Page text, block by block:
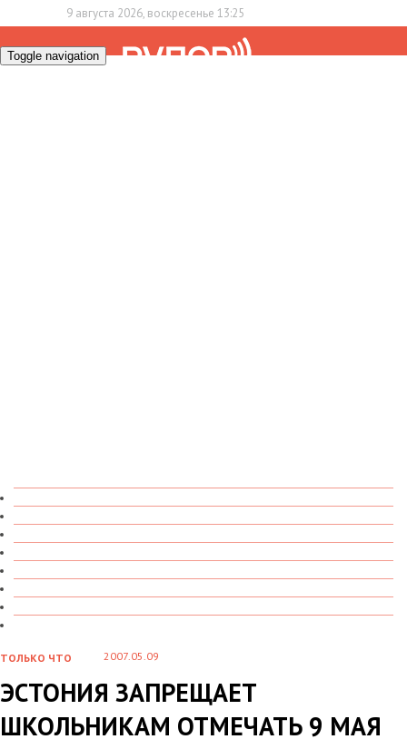
9 августа 2026, воскресенье 13:25
Toggle navigation
ТОЛЬКО ЧТО 2007.05.09
ЭСТОНИЯ ЗАПРЕЩАЕТ
ШКОЛЬНИКАМ ОТМЕЧАТЬ 9 МАЯ